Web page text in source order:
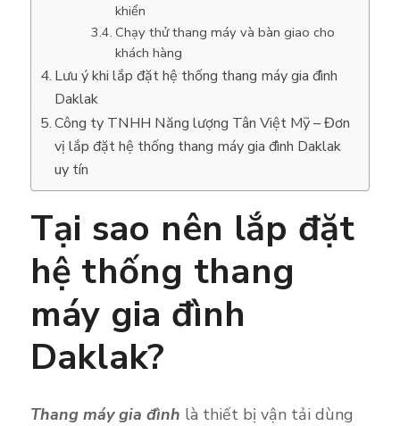
khiển
Chạy thử thang máy và bàn giao cho
khách hàng
Lưu ý khi lắp đặt hệ thống thang máy gia đình
Daklak
Công ty TNHH Năng lượng Tân Việt Mỹ – Đơn
vị lắp đặt hệ thống thang máy gia đình Daklak
uy tín
Tại sao nên lắp đặt
hệ thống thang
máy gia đình
Daklak?
Thang máy gia đình là thiết bị vận tải dùng